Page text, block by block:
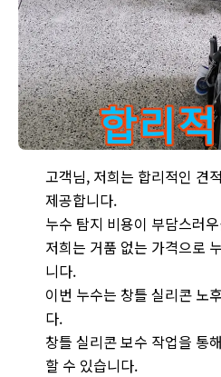
고객님, 저희는 합리적인 견
제공합니다.
누수 탐지 비용이 부담스러
저희는 거품 없는 가격으로
니다.
이번 누수는 창틀 실리콘 노
다.
창틀 실리콘 보수 작업을 통
할 수 있습니다.